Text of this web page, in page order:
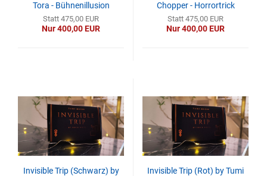
Tora - Bühnenillusion
Statt 475,00 EUR
Nur 400,00 EUR
Chopper - Horrortrick
Statt 475,00 EUR
Nur 400,00 EUR
Invisible Trip (Schwarz) by Invisible Trip (Rot) by Tumi